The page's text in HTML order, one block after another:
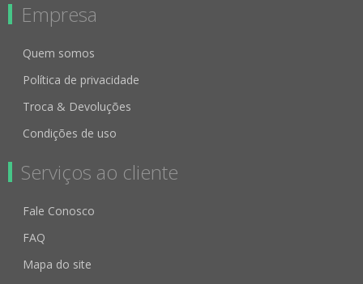
Empresa
Quem somos
Política de privacidade
Troca & Devoluções
Condições de uso
Serviços ao cliente
Fale Conosco
FAQ
Mapa do site